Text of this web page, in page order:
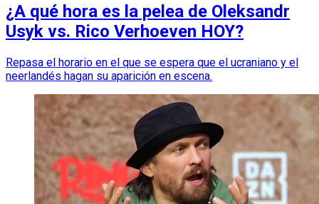
¿A qué hora es la pelea de Oleksandr
Usyk vs. Rico Verhoeven HOY?
Repasa el horario en el que se espera que el ucraniano y el
neerlandés hagan su aparición en escena.